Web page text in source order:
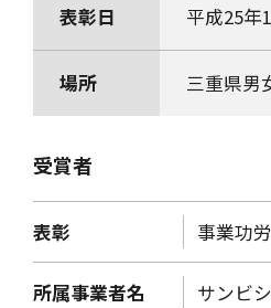
表彰日 平成25
場所 三重県男
受賞者
表彰 事業功労
所属事業者名 サンビ